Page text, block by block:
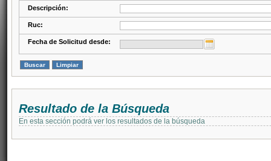
Descripción:
Ruc:
Fecha de Solicitud desde:
Resultado de la Búsqueda
En esta sección podrá ver los resultados de la búsqueda